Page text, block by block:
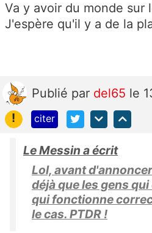
Va y avoir du monde sur
J'espère qu'il y a de la
Publié par del65 le
!
citer
Le Messin a écrit
Lol, avant
déjà que les gens
qui fonctionne
le cas. PTDR !